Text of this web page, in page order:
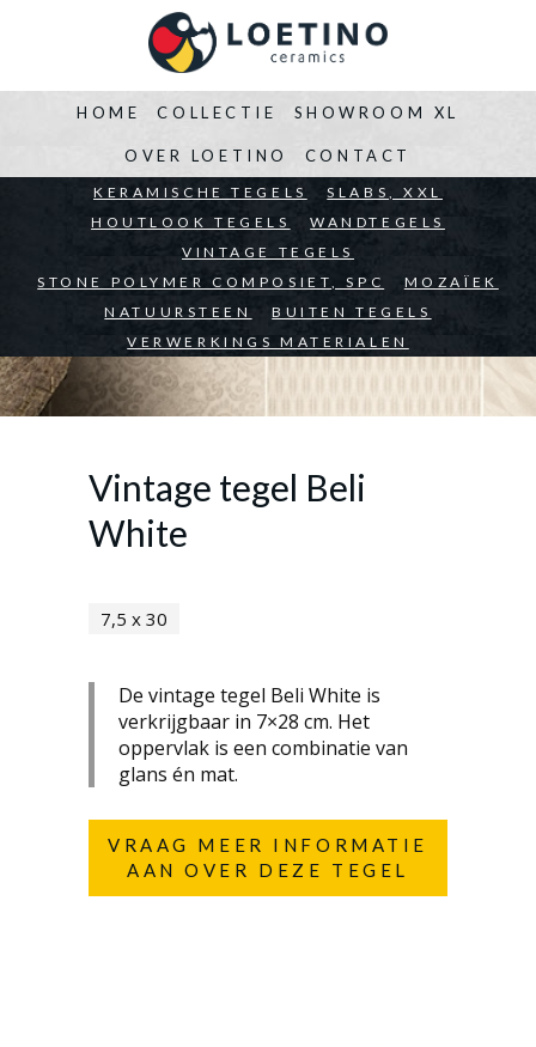
HOME
BEDRIJVEN ARCHITECTEN PARTICULIEREN
COLLECTIE
KERAMISCHE TEGELS
SLABS, XXL
HOUTLOOK TEGELS
WANDTEGELS
VINTAGE TEGELS
STONE POLYMER COMPOSIET, SPC
MOZAÏEK
NATUURSTEEN
BUITEN TEGELS
VERWERKINGS MATERIALEN
SHOWROOM XL
OVER LOETINO CONTACT
Vintage tegel Beli
White
7,5 x 30
De vintage tegel Beli White is
verkrijgbaar in 7×28 cm. Het
oppervlak is een combinatie van
glans én mat.
VRAAG MEER INFORMATIE
AAN OVER DEZE TEGEL